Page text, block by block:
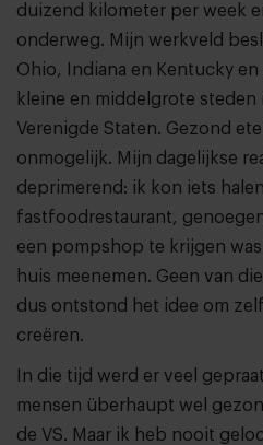
duizend kilometer per week
onderweg. Mijn werkveld
Ohio, Indiana en Kentucky
kleine en middelgrote
Verenigde Staten. Gezond
onmogelijk. Mijn dagelijkse
deprimerend: ik kon iets
fastfoodrestaurant,
een pompshop te krijgen
huis meenemen. Geen van
dus ontstond het idee om
creëren.
In die tijd werd er veel
mensen überhaupt wel
de VS. Maar ik heb nooit